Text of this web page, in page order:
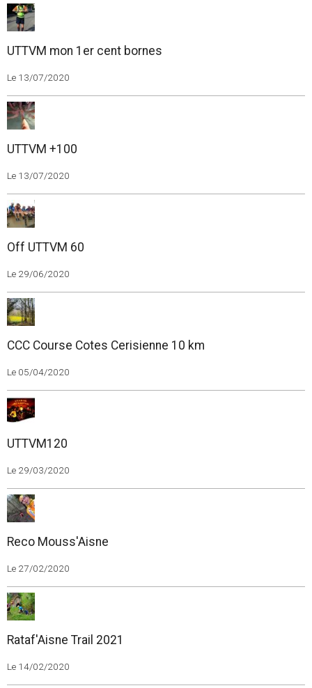
UTTVM mon 1er cent bornes
Le 13/07/2020
UTTVM +100
Le 13/07/2020
Off UTTVM 60
Le 29/06/2020
CCC Course Cotes Cerisienne 10 km
Le 05/04/2020
UTTVM120
Le 29/03/2020
Reco Mouss'Aisne
Le 27/02/2020
Rataf'Aisne Trail 2021
Le 14/02/2020